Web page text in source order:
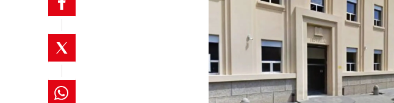
cosenzachannel.it
ilvibonese.it
catanzarochannel.it